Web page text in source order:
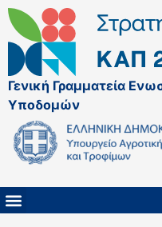
Γενική Γραμματεία
Υποδομών